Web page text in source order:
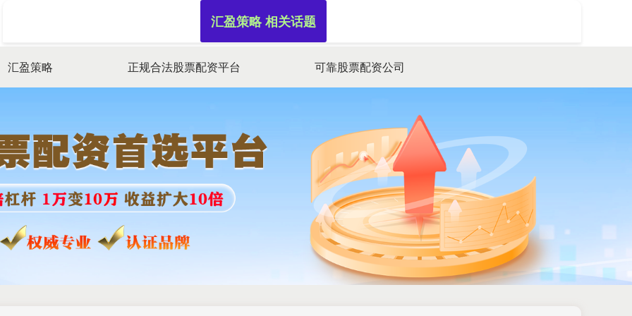
汇盈策略 正规合法股票配资平台 可靠股票配资公司
汇盈策略 相关话题